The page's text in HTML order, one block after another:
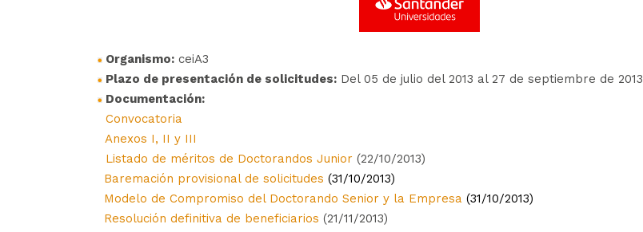
Organismo: ceiA3
Plazo de presentación de solicitudes: Del 05 de julio del 2013 al 27 de septiembre de 2013
Documentación:
Convocatoria
Anexos I, II y III
Listado de méritos de Doctorandos Junior (22/10/2013)
Baremación provisional de solicitudes (31/10/2013)
Modelo de Compromiso del Doctorando Senior y la Empresa (31/10/2013)
Resolución definitiva de beneficiarios (21/11/2013)